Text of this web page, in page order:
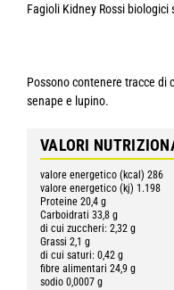
Fagioli Kidney Rossi biologici
Possono contenere tracce di
senape e lupino.
VALORI
valore energetico (kcal) 286
valore energetico (kj) 1.198
Proteine 20,4 g
Carboidrati 33,8 g
di cui zuccheri: 2,32 g
Grassi 2,1 g
di cui saturi: 0,42 g
fibre alimentari 24,9 g
sodio 0,0007 g